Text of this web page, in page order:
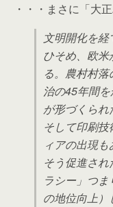
・・・まさに「大
文明開化を
ひそめ、欧
る。農村村
治の45年間
が形づくら
そして印刷
ィアの出現
そう促進さ
ラシー」つ
の地位向上